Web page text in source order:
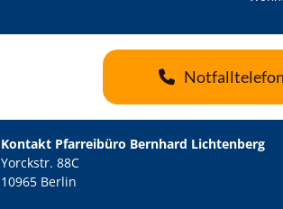
Notfalltelefon
Kontakt Pfarreibüro Bernhard Lichtenberg
Yorckstr. 88C
10965 Berlin